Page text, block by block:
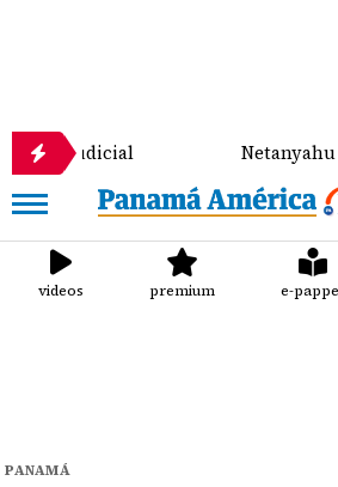
Netanyahu descarta la
videos premium e-
PANAMÁ